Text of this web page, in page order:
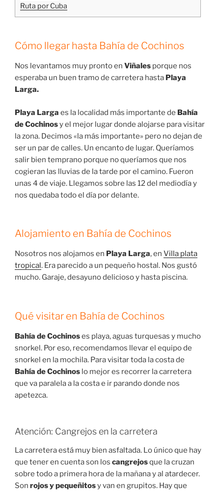
Ruta por Cuba
Cómo llegar hasta Bahía de Cochinos
Nos levantamos muy pronto en Viñales porque nos
esperaba un buen tramo de carretera hasta Playa
Larga.
Playa Larga es la localidad más importante de Bahía
de Cochinosy el mejor lugar donde alojarse para visitar
la zona. Decimos «la más importante» pero no dejan de
ser un par de calles. Un encanto de lugar. Queríamos
salir bien temprano porque no queríamos que nos
cogieran las lluvias de la tarde por el camino. Fueron
unas 4 de viaje. Llegamos sobre las 12 del mediodía y
nos quedaba todo el día por delante.
Alojamiento en Bahía de Cochinos
Nosotros nos alojamos en Playa Larga, en Villa plata
tropical . Era parecido a un pequeño hostal. Nos gustó
mucho. Garaje, desayuno delicioso y hasta piscina.
Qué visitar en Bahía de Cochinos
Bahía de Cochinoses playa, aguas turquesas y mucho
snorkel. Por eso, recomendamos llevar el equipo de
snorkel en la mochila. Para visitar toda la costa de
Bahía de Cochinos lo mejor es recorrer la carretera
que va paralela a la costa e ir parando donde nos
apetezca.
Atención: Cangrejos en la carretera
La carretera está muy bien asfaltada. Lo único que hay
que tener en cuenta son los cangrejosque la cruzan
sobre todo a primera hora de la mañana y al atardecer.
Son rojos y pequeñitosy van en grupitos. Hay que